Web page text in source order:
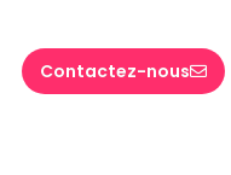
Contactez-nous